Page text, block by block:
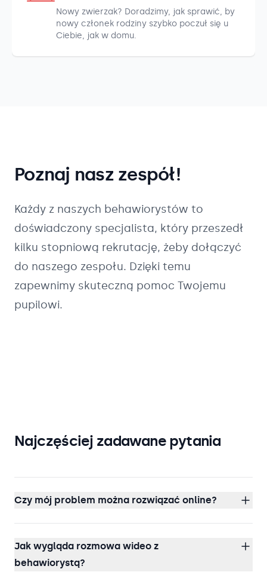
Nowy zwierzak? Doradzimy, jak sprawić, by
nowy członek rodziny szybko poczuł się u
Ciebie, jak w domu.
Poznaj nasz zespół!
Każdy z naszych behawiorystów to
doświadczony specjalista, który przeszedł
kilku stopniową rekrutację, żeby dołączyć
do naszego zespołu. Dzięki temu
zapewnimy skuteczną pomoc Twojemu
pupilowi.
Najczęściej zadawane pytania
Czy mój problem można rozwiązać online?
Jak wygląda rozmowa wideo z
behawiorystą?